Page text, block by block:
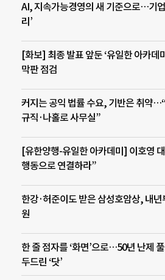
AI, 지속가능경영의 새 기준으로…기
리’
[화보] 최종 발표 앞둔 ‘유일한 아카데
막판 점검
커지는 공익 법률 수요, 기반은 취약
규직·나홀로 사무실”
[유한양행-유일한 아카데미] 이호영
행동으로 연결하라”
한강·허준이도 받은 삼성호암상, 내년
원
한 줄 점자를 ‘화면’으로…50년 난제
두드린 ‘닷’